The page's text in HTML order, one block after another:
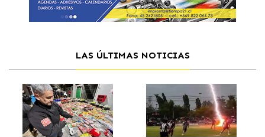
LAS ÚLTIMAS NOTICIAS